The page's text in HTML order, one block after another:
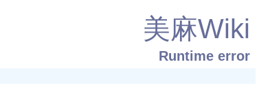
美麻Wiki
Runtime error